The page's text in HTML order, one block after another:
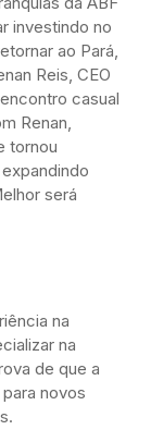
investindo no
ao Pará,
Reis, CEO
casual
Renan,
tornou
será
na
na
de que a
novos